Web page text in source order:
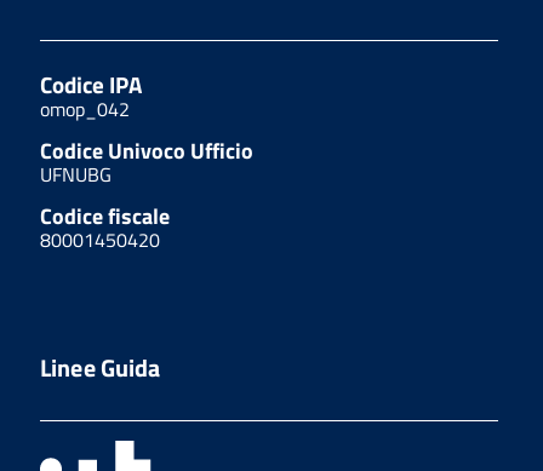
Codice IPA
omop_042
Codice Univoco Ufficio
UFNUBG
Codice fiscale
80001450420
Linee Guida